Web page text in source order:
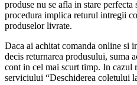
produse nu se afla in stare perfecta
procedura implica returul intregii
produselor livrate.
Daca ai achitat comanda online si
decis returnarea produsului, suma
cont in cel mai scurt timp. In cazul
serviciului “Deschiderea coletului